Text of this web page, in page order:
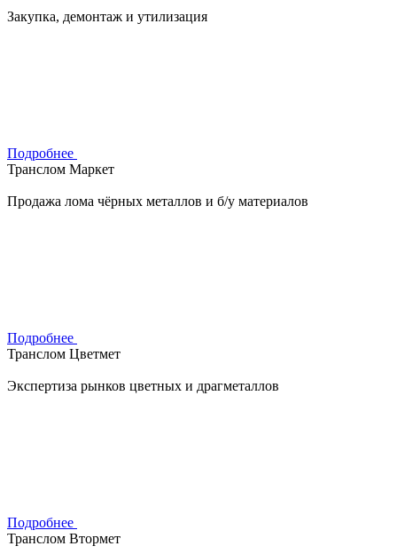
Закупка, демонтаж и утилизация
Подробнее
Транслом Маркет
Продажа лома чёрных металлов и б/у материалов
Подробнее
Транслом Цветмет
Экспертиза рынков цветных и драгметаллов
Подробнее
Транслом Втормет